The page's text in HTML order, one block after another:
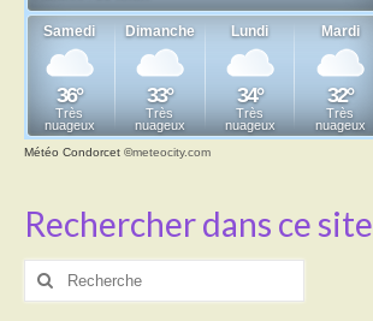
Météo Condorcet ©meteocity.com
Rechercher dans ce site
Rechercher